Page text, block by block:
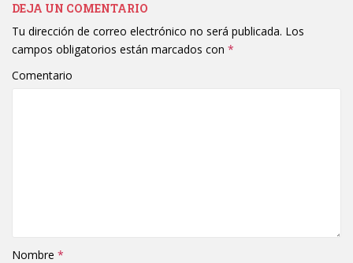
DEJA UN COMENTARIO
Tu dirección de correo electrónico no será publicada. Los
campos obligatorios están marcados con *
Comentario
Nombre *